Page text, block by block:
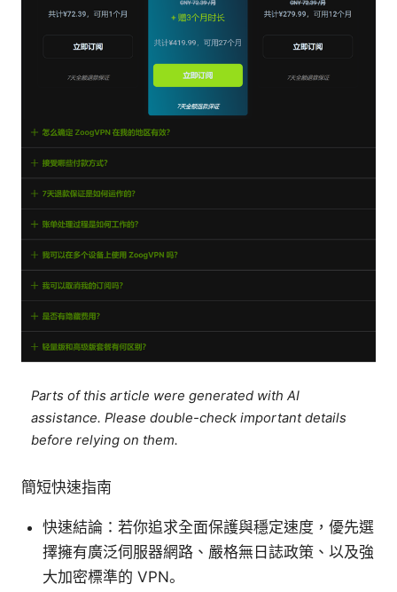
Parts of this article were generated with AI
assistance. Please double-check important details
before relying on them.
簡短快速指南
快速結論：若你追求全面保護與穩定速度，優先選
擇擁有廣泛伺服器網路、嚴格無日誌政策、以及強
大加密標準的 VPN。